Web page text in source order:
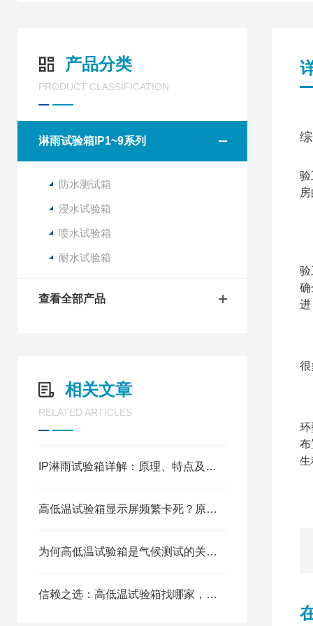
产品分类
PRODUCT CLASSIFICATION
淋雨试验箱IP1~9系列
防水测试箱
浸水试验箱
喷水试验箱
耐水试验箱
查看全部产品
相关文章
RELATED ARTICLES
IP淋雨试验箱详解：原理、特点及实用价值
高低温试验箱显示屏频繁卡死？原因分析与解决办法
为何高低温试验箱是气候测试的关键设备?
信赖之选：高低温试验箱找哪家，口碑厂家深度解析
验
验
确
进
很
环
布
生